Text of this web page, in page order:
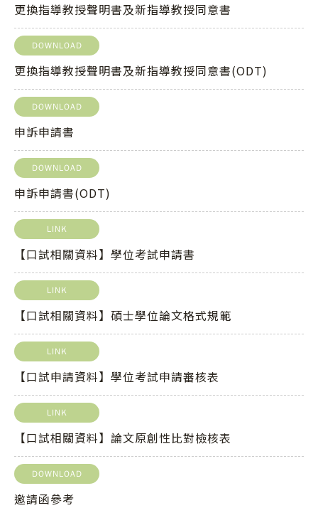
更換指導教授聲明書及新指導教授同意書
DOWNLOAD
更換指導教授聲明書及新指導教授同意書(ODT)
DOWNLOAD
申訴申請書
DOWNLOAD
申訴申請書(ODT)
LINK
【口試相關資料】學位考試申請書
LINK
【口試相關資料】碩士學位論文格式規範
LINK
【口試申請資料】學位考試申請審核表
LINK
【口試相關資料】論文原創性比對檢核表
DOWNLOAD
邀請函參考